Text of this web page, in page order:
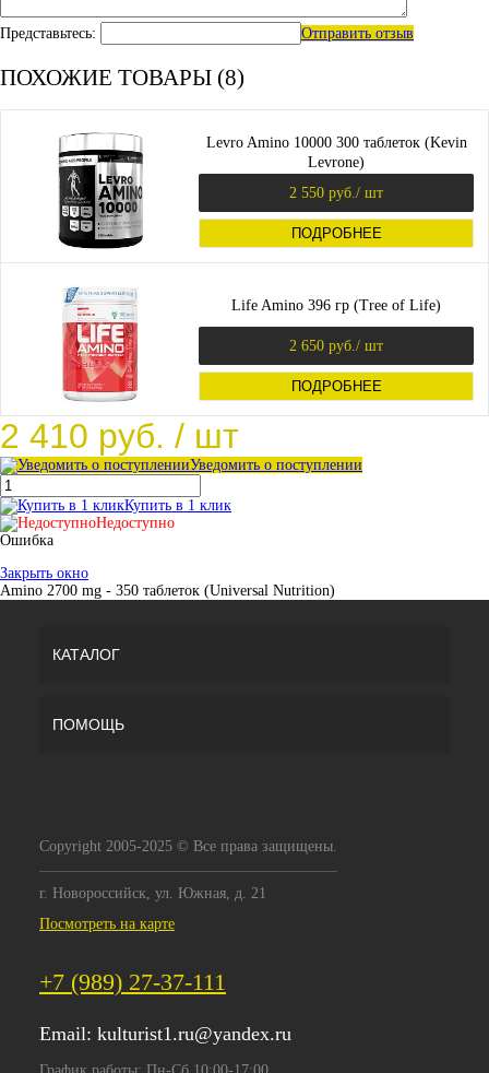
Представьтесь: Отправить отзыв
ПОХОЖИЕ ТОВАРЫ (8)
Levro Amino 10000 300 таблеток (Kevin
Levrone)
2 550 руб. / шт
ПОДРОБНЕЕ
Life Amino 396 гр (Tree of Life)
2 650 руб. / шт
ПОДРОБНЕЕ
2 410 руб. / шт
Уведомить о поступлении
Купить в 1 клик
Недоступно
Ошибка
Закрыть окно
Amino 2700 mg - 350 таблеток (Universal Nutrition)
КАТАЛОГ
ПОМОЩЬ
Copyright 2005-2025 © Все права защищены.
г. Новороссийск, ул. Южная, д. 21
Посмотреть на карте
+7 (989) 27-37-111
Email: kulturist1.ru@yandex.ru